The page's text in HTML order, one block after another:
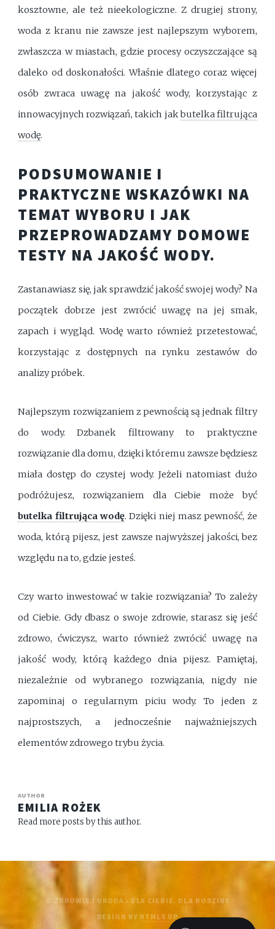
kosztowne, ale też nieekologiczne. Z drugiej strony,
woda z kranu nie zawsze jest najlepszym wyborem,
zwłaszcza w miastach, gdzie procesy oczyszczające są
daleko od doskonałości. Właśnie dlatego coraz więcej
osób zwraca uwagę na jakość wody, korzystając z
innowacyjnych rozwiązań, takich jakbutelka filtrująca
wodę.
PODSUMOWANIE I
PRAKTYCZNE WSKAZÓWKI NA
TEMAT WYBORU I JAK
PRZEPROWADZAMY DOMOWE
TESTY NA JAKOŚĆ WODY.
Zastanawiasz się, jak sprawdzić jakość swojej wody? Na
początek dobrze jest zwrócić uwagę na jej smak,
zapach i wygląd. Wodę warto również przetestować,
korzystając z dostępnych na rynku zestawów do
analizy próbek.
Najlepszym rozwiązaniem z pewnością są jednak filtry
do wody. Dzbanek filtrowany to praktyczne
rozwiązanie dla domu, dzięki któremu zawsze będziesz
miała dostęp do czystej wody. Jeżeli natomiast dużo
podróżujesz, rozwiązaniem dla Ciebie może być
butelka filtrująca wodę. Dzięki niej masz pewność, że
woda, którą pijesz, jest zawsze najwyższej jakości, bez
względu na to, gdzie jesteś.
Czy warto inwestować w takie rozwiązania? To zależy
od Ciebie. Gdy dbasz o swoje zdrowie, starasz się jeść
zdrowo, ćwiczysz, warto również zwrócić uwagę na
jakość wody, którą każdego dnia pijesz. Pamiętaj,
niezależnie od wybranego rozwiązania, nigdy nie
zapominaj o regularnym piciu wody. To jeden z
najprostszych, a jednocześnie najważniejszych
elementów zdrowego trybu życia.
AUTHOR
EMILIA ROŻEK
Read more posts by this author.
© ZDROWIE I URODA - DLA CIEBIE, DLA RODZINY
DESIGN BY HTML5 UP